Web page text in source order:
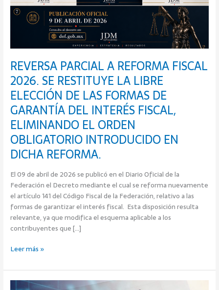
REVERSA PARCIAL A REFORMA FISCAL
2026. SE RESTITUYE LA LIBRE
ELECCIÓN DE LAS FORMAS DE
GARANTÍA DEL INTERÉS FISCAL,
ELIMINANDO EL ORDEN
OBLIGATORIO INTRODUCIDO EN
DICHA REFORMA.
El 09 de abril de 2026 se publicó en el Diario Oficial de la
Federación el Decreto mediante el cual se reforma nuevamente
el artículo 141 del Código Fiscal de la Federación, relativo a las
formas de garantizar el interés fiscal. Esta disposición resulta
relevante, ya que modifica el esquema aplicable a los
contribuyentes que […]
DE
GARANTÍA
FISCAL,
ELIMINANDO
EL
ORDEN
OBLIGATORIO
INTRODUCIDO
EN
DICHA
REFORMA.
Leer más »